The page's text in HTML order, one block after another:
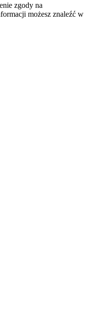
zgody na
możesz znaleźć w